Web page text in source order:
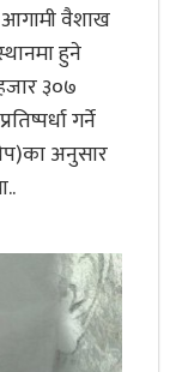
आगामी वैशाख
हुने
३०७
गर्ने
अनुसार